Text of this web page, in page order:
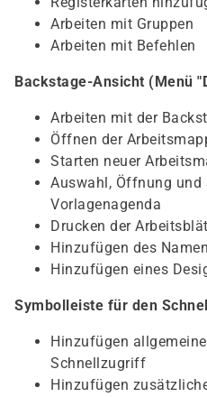
Arbeiten mit Gruppen
Arbeiten mit Befehlen
Backstage-Ansicht (Menü
Arbeiten mit der
Öffnen der
Starten neuer
Auswahl, Öffnung und
Vorlagenagenda
Drucken der
Hinzufügen des
Hinzufügen eines
Symbolleiste für den
Hinzufügen
Schnellzugriff
Hinzufügen